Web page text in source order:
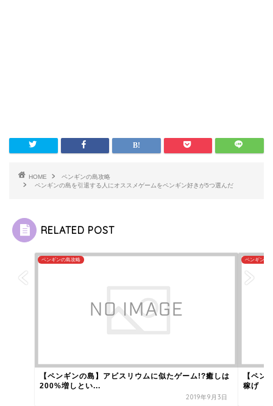
HOME
ペンギンの島攻略
ペンギンの島を引退する人にオススメゲームをペンギン好きが5つ選んだ
RELATED POST
ペンギンの島攻略
【ペンギンの島】アビスリウムに似たゲーム!?癒しは
200%増しとい...
2019年9月3日
ペンギンの
【ペン
稼げ